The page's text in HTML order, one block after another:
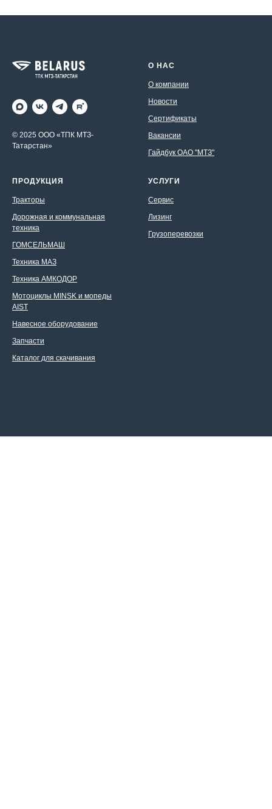
© 2025 ООО «ТПК МТЗ-
Татарстан»
О НАС
О компании
Новости
Сертификаты
Вакансии
Гайдбук ОАО "МТЗ"
ПРОДУКЦИЯ
Тракторы
Дорожная и коммунальная
техника
ГОМСЕЛЬМАШ
Техника МАЗ
Техника АМКОДОР
Мотоциклы MINSK и мопеды
AIST
Навесное оборудование
Запчасти
Каталог для скачивания
УСЛУГИ
Сервис
Лизинг
Грузоперевозки